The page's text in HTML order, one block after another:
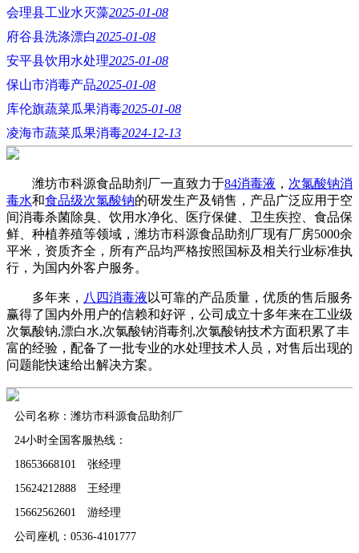
会理县工业水灭藻2025-01-08
府谷县洗涤漂白2025-01-08
安平县饮用水处理2025-01-08
保山市消毒产品2025-01-08
库伦旗蔬菜瓜果消毒2025-01-08
凌海市蔬菜瓜果消毒2024-12-13
潍坊市科源食品助剂厂一直致力于84消毒液 ， 次氯酸钠消
毒水和食品级次氯酸钠的研发生产及销售，产品广泛应用于空
间消毒杀菌除臭、饮用水净化、医疗保健、卫生疾控、食品保
鲜、种植养殖等领域，潍坊市科源食品助剂厂现有厂房5000余
平米，资质齐全，所有产品均严格按照国标及相关行业标准执
行，为国内外客户服务。
多年来， 八四消毒液 以可靠的产品质量，优质的售后服务
赢得了国内外用户的信赖和好评，公司成立十多年来在工业级
次氯酸钠,漂白水,次氯酸钠消毒剂,次氯酸钠技术方面积累了丰
富的经验，配备了一批专业的水处理技术人员，对售后出现的
问题能快速给出解决方案。
公司名称：潍坊市科源食品助剂厂
24小时全国客服热线：
18653668101 张经理
15624212888 王经理
15662562601 游经理
公司座机：0536-4101777